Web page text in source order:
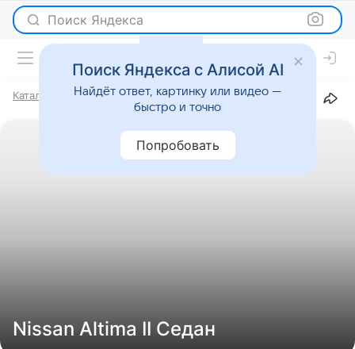
Поиск Яндекса
Каталог Марки Nissan Altima II Седан
Nissan Altima II Седан
Поиск Яндекса с Алисой AI
Найдёт ответ, картинку или видео —
быстро и точно
Попробовать